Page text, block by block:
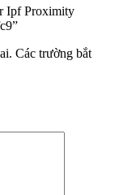
Ipf Proximity
Các trường bắt